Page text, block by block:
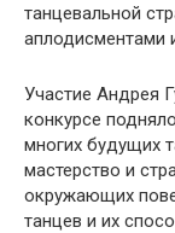
танцевальной
аплодисментами
Участие Андрея
конкурсе
многих будущих
мастерство и
окружающих
танцев и их